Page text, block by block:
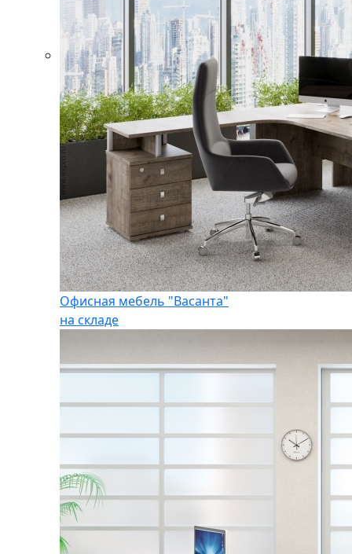
Офисная мебель "Васанта"
на складе